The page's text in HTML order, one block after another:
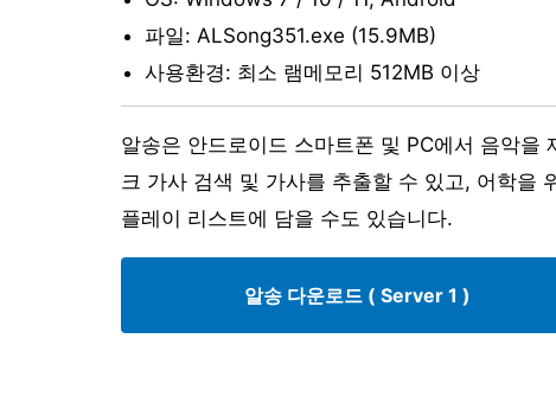
파일: ALSong351.exe (15.9MB)
사용환경: 최소 램메모리 512MB 이상
알송은 안드로이드 스마트폰 및 PC에서 음악
크 가사 검색 및 가사를 추출할 수 있고, 어학을
플레이 리스트에 담을 수도 있습니다.
알송 다운로드 ( Server 1 )